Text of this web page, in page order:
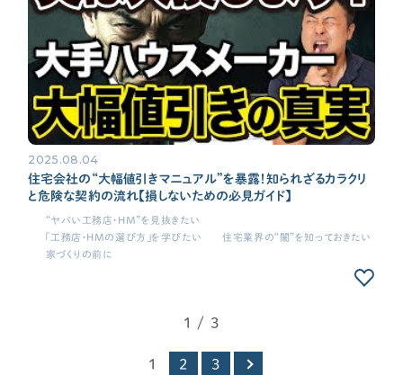
2025.08.04
住宅会社の“大幅値引きマニュアル”を暴露！知られざるカラクリ
と危険な契約の流れ【損しないための必見ガイド】
“ヤバい工務店・HM”を見抜きたい
「工務店・HMの選び方」を学びたい
住宅業界の“闇”を知っておきたい
家づくりの前に
1 / 3
1 2 3